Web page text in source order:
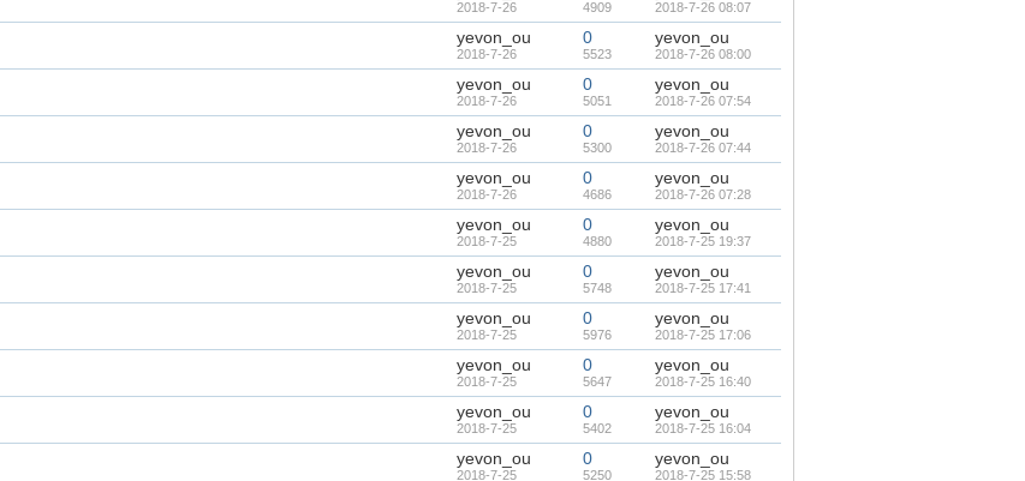
2018-7-26 4909 2018-7-26 08:07
yevon_ou
2018-7-26
0
5523
yevon_ou
2018-7-26 08:00
yevon_ou
2018-7-26
0
5051
yevon_ou
2018-7-26 07:54
yevon_ou
2018-7-26
0
5300
yevon_ou
2018-7-26 07:44
yevon_ou
2018-7-26
0
4686
yevon_ou
2018-7-26 07:28
yevon_ou
2018-7-25
0
4880
yevon_ou
2018-7-25 19:37
yevon_ou
2018-7-25
0
5748
yevon_ou
2018-7-25 17:41
yevon_ou
2018-7-25
0
5976
yevon_ou
2018-7-25 17:06
yevon_ou
2018-7-25
0
5647
yevon_ou
2018-7-25 16:40
yevon_ou
2018-7-25
0
5402
yevon_ou
2018-7-25 16:04
yevon_ou
2018-7-25
0
5250
yevon_ou
2018-7-25 15:58